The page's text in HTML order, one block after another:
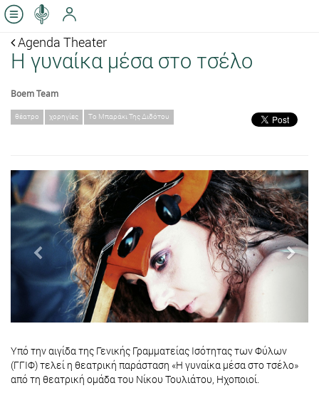
Agenda Theater
Η γυναίκα μέσα στο τσέλο
Boem Team
θέατρο χορηγίες Το Μπαράκι Της Διδότου
Previous Next
Υπό την αιγίδα της Γενικής Γραμματείας Ισότητας των Φύλων
(ΓΓΙΦ) τελεί η θεατρική παράσταση «Η γυναίκα μέσα στο τσέλο»
από τη θεατρική ομάδα του Νίκου Τουλιάτου, Ηχοποιοί.